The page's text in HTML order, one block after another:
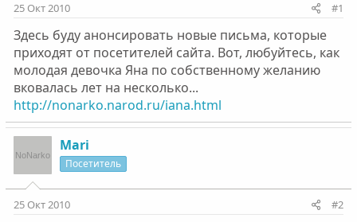
м
ы
л
25 Окт 2010 #1
Здесь буду анонсировать новые письма, которые
приходят от посетителей сайта. Вот, любуйтесь, как
молодая девочка Яна по собственному желанию
вковалась лет на несколько...
http://nonarko.narod.ru/iana.html
Mari
Посетитель
25 Окт 2010 #2